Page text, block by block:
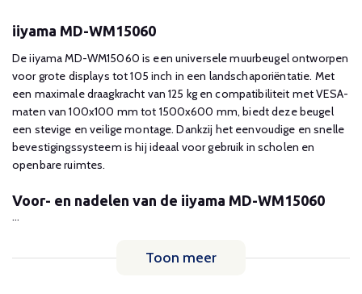
iiyama MD-WM15060
De iiyama MD-WM15060 is een universele muurbeugel ontworpen
voor grote displays tot 105 inch in een landschaporiëntatie. Met
een maximale draagkracht van 125 kg en compatibiliteit met VESA-
maten van 100x100 mm tot 1500x600 mm, biedt deze beugel
een stevige en veilige montage. Dankzij het eenvoudige en snelle
bevestigingssysteem is hij ideaal voor gebruik in scholen en
openbare ruimtes.
Voor- en nadelen van de iiyama MD-WM15060
...
Toon meer